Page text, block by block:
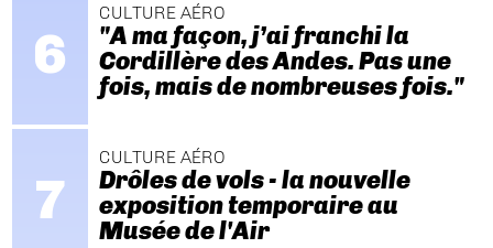
CULTURE AÉRO
"A ma façon, j’ai franchi la
Cordillère des Andes. Pas une
fois, mais de nombreuses fois."
CULTURE AÉRO
Drôles de vols - la nouvelle
exposition temporaire au
Musée de l'Air